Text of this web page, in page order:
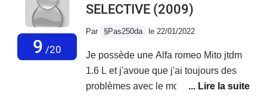
quoi une conductrice à gentiment mis fin à mes
souffrances en me refusant une priorité... RIP la mito :)
9 /20
SELECTIVE (2009)
Par §Pas250da le 22/01/2022
Je possède une Alfa romeo Mito jtdm
1.6 L et j'avoue que j'ai toujours des
problèmes avec le moteur au quel